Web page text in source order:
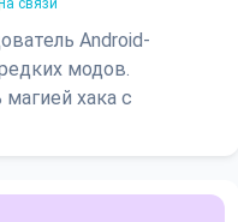
связи
Android-
модов.
хака с